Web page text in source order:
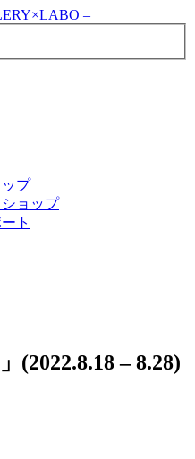
プ
ョップ
ト
(2022.8.18 – 8.28)